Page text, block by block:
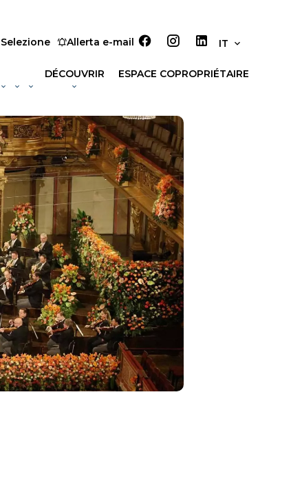
Selezione Allerta e-mail IT
DÉCOUVRIR ESPACE COPROPRIÉTAIRE